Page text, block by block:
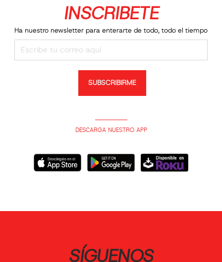
INSCRIBETE
Ha nuestro newsletter para enterarte de todo, todo el tiempo
SUBSCRIBIRME
DESCARGA NUESTRO APP
SÍGUENOS